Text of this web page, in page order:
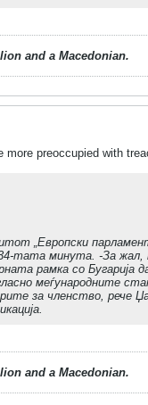
and a Macedonian.
preoccupied with
„Европски
тата минута. -За жал,
рамка со Бугарија
меѓународните
за членство,
and a Macedonian.